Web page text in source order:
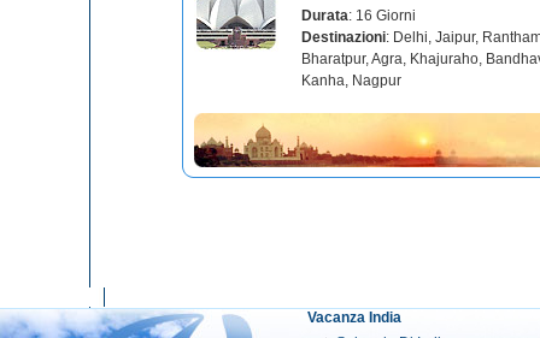
Durata: 16 Giorni
Destinazioni: Delhi, Jaipur,
Bharatpur, Agra, Khajuraho,
Kanha, Nagpur
Vacanza India